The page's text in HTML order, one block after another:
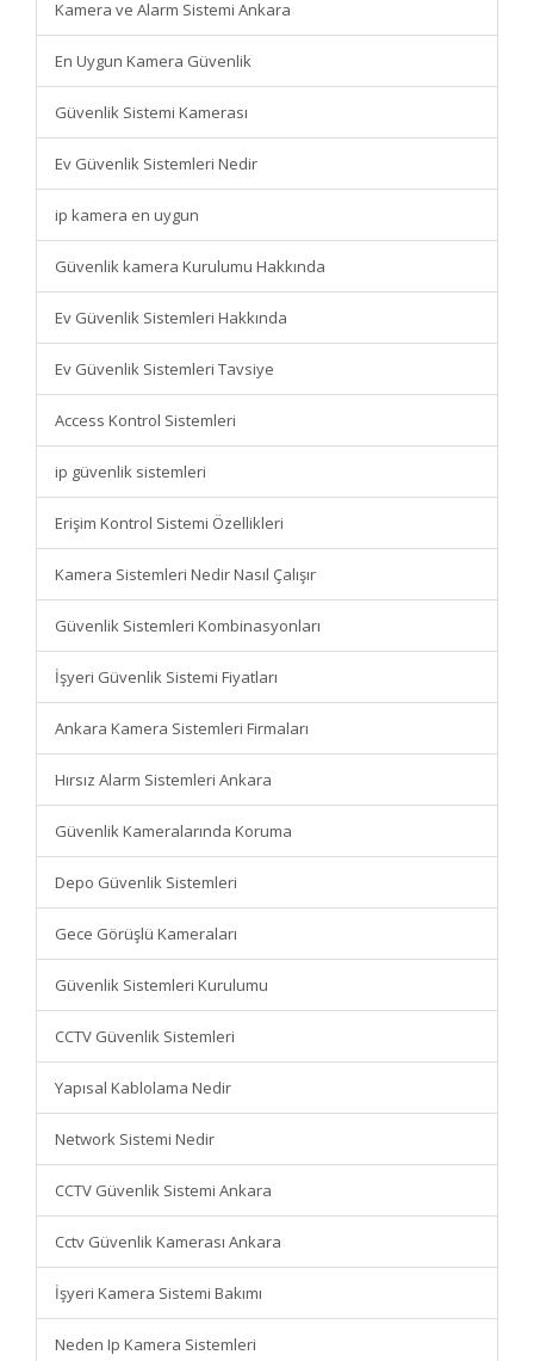
Kamera ve Alarm Sistemi Ankara
En Uygun Kamera Güvenlik
Güvenlik Sistemi Kamerası
Ev Güvenlik Sistemleri Nedir
ip kamera en uygun
Güvenlik kamera Kurulumu Hakkında
Ev Güvenlik Sistemleri Hakkında
Ev Güvenlik Sistemleri Tavsiye
Access Kontrol Sistemleri
ip güvenlik sistemleri
Erişim Kontrol Sistemi Özellikleri
Kamera Sistemleri Nedir Nasıl Çalışır
Güvenlik Sistemleri Kombinasyonları
İşyeri Güvenlik Sistemi Fiyatları
Ankara Kamera Sistemleri Firmaları
Hırsız Alarm Sistemleri Ankara
Güvenlik Kameralarında Koruma
Depo Güvenlik Sistemleri
Gece Görüşlü Kameraları
Güvenlik Sistemleri Kurulumu
CCTV Güvenlik Sistemleri
Yapısal Kablolama Nedir
Network Sistemi Nedir
CCTV Güvenlik Sistemi Ankara
Cctv Güvenlik Kamerası Ankara
İşyeri Kamera Sistemi Bakımı
Neden Ip Kamera Sistemleri